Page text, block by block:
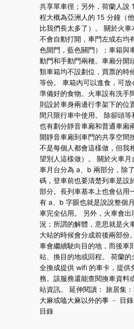
共享單車徑；另外，荷蘭人說
程大概為亞洲人的 15 分鐘（
比我們長太多了）。 關於火車
不會自動打開，車門左或右均
色開門，藍色關門）；車箱與
動門和手動門兩種。車廂分開
類車箱均不設劃位，買票的時
等份。 車箱內可以進食，可放
準備好的食物。火車設有洗手
則設於車身兩邊行李架下的位
間只限行車中使用。 除卻頭等
也有劃分靜音車廂和普通車廂
開靜音車廂到車門的共享空間
不是每個人都會這樣做，但我
望別人這樣做）。 關於火車月
車月台分為 a、b 兩部分，除
碼，登車前也要清楚列車是設
部分。長列車基本上也會佔用
有 a、b 字眼也就是說說整個
車完全佔用。 另外，火車會出
況；所謂的解體，意思就是火
大站的時候會分成前後兩部份
車會繼續駛向目的地，而後車
站、換目的地或回程。 荷蘭的
全換成提供 wifi 的車卡，提供
務。該服務還能查閱換車資料
站資訊。 延伸閱讀： 旅居集
大麻或嗑大麻以外的事 ﹣ 目
目錄